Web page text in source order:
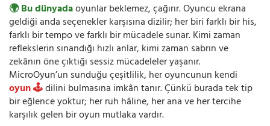
🌍 Bu dünyadaoyunlar beklemez, çağırır. Oyuncu ekrana
geldiği anda seçenekler karşısına dizilir; her biri farklı bir his,
farklı bir tempo ve farklı bir mücadele sunar. Kimi zaman
reflekslerin sınandığı hızlı anlar, kimi zaman sabrın ve
zekânın öne çıktığı sessiz mücadeleler yaşanır.
MicroOyun’un sunduğu çeşitlilik, her oyuncunun kendi
oyun 🕹️dilini bulmasına imkân tanır. Çünkü burada tek tip
bir eğlence yoktur; her ruh hâline, her ana ve her tercihe
karşılık gelen bir oyun mutlaka vardır.